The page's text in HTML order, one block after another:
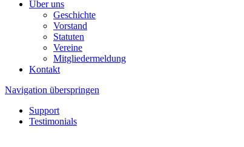
Über uns
Geschichte
Vorstand
Statuten
Vereine
Mitgliedermeldung
Kontakt
Navigation überspringen
Support
Testimonials